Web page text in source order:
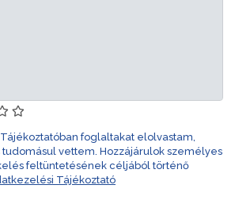
foglaltakat elolvastam,
vettem. Hozzájárulok személyes
feltüntetésének céljából történő
Tájékoztató